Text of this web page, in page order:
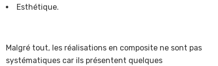
Esthétique.
Malgré tout, les réalisations en composite ne sont pas
systématiques car ils présentent quelques